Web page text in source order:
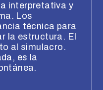
interpretativa y
Los
técnica para
la estructura. El
al simulacro.
es la